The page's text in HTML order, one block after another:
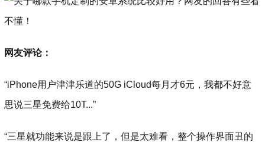
网友评论：
“iPhone用户津津乐道的50G iCloud每月才6元，我都不好意
思说三星免费给10T...”
“三星就功能来说是跟上了，但是太难看，整个操作界面丑的